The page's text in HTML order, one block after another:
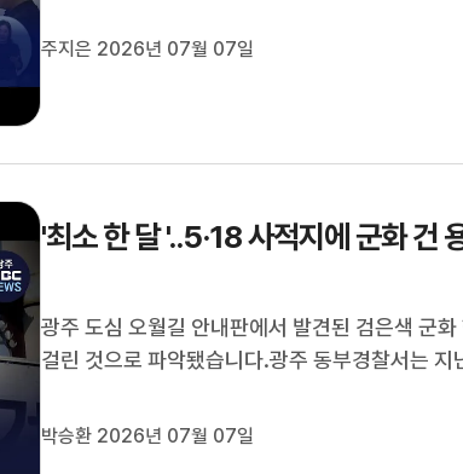
생각해 달라는 겁니다.주지은 기자가 보도합니다
주지은 2026년 07월 07일
'최소 한 달 '..5·18 사적지에 군화 건
광주 도심 오월길 안내판에서 발견된 검은색 군화
걸린 것으로 파악됐습니다.광주 동부경찰서는
보다 앞선 시점부터 군화가 걸려 있어 설치 당시의
박승환 2026년 07월 07일